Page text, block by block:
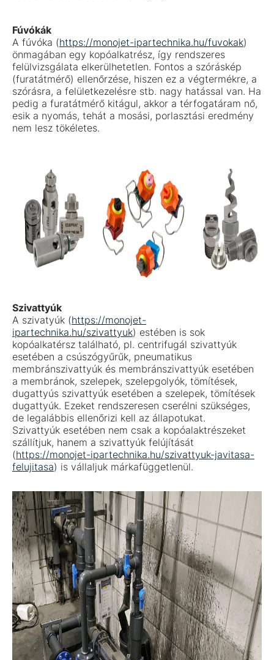
Fúvókák
A fúvóka (https://monojet-ipartechnika.hu/fuvokak)
önmagában egy kopóalkatrész, így rendszeres
felülvizsgálata elkerülhetetlen. Fontos a szóráskép
(furatátmérő) ellenőrzése, hiszen ez a végtermékre, a
szórásra, a felületkezelésre stb. nagy hatással van. Ha
pedig a furatátmérő kitágul, akkor a térfogatáram nő,
esik a nyomás, tehát a mosási, porlasztási eredmény
nem lesz tökéletes.
Szivattyúk
A szivatyúk (https://monojet-
ipartechnika.hu/szivattyuk) estében is sok
kopóalkatérsz található, pl. centrifugál szivattyúk
esetében a csúszógyűrűk, pneumatikus
membránszivattyúk és membránszivattyúk esetében
a membránok, szelepek, szelepgolyók, tömítések,
dugattyús szivattyúk esetében a szelepek, tömítések
dugattyúk. Ezeket rendszeresen cserélni szükséges,
de legalábbis ellenőrizi kell az állapotukat.
Szivattyúk esetében nem csak a kopóalaktrészeket
szállítjuk, hanem a szivattyúk felújítását
(https://monojet-ipartechnika.hu/szivattyuk-javitasa-
felujitasa) is vállaljuk márkafüggetlenül.